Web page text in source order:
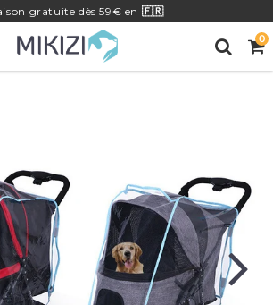
gratuite dès 59€ en 🇫🇷
0